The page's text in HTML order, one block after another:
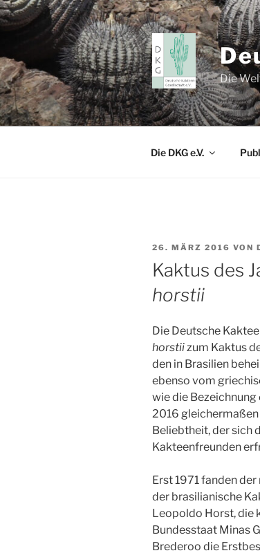
Zum
Inhalt
Die
Die DKG e.V.
VERÖFFENTLICHT
AM
26. MÄRZ 2016 VON
Kaktus des
horstii
Die Deutsche
horstiizum Kaktus
den in Brasilien
ebenso vom
wie die
2016
Beliebtheit, der sich
Kakteenfreunden
Erst 1971 fanden
der brasilianische
Leopoldo Horst, die
Bundesstaat Minas
Brederoo die